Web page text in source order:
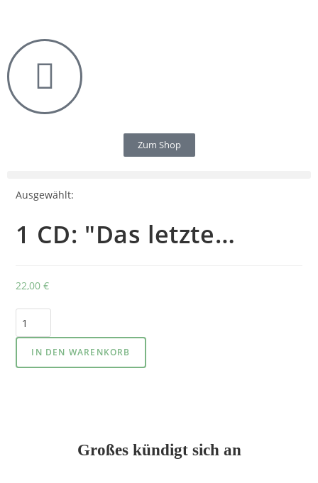
Zum Shop
Ausgewählt:
1 CD: "Das letzte…
22,00€
IN DEN WARENKORB
Großes kündigt sich an